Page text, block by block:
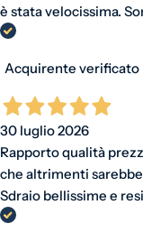
è stata velocissima.
Acquirente verificato
30 luglio 2026
Rapporto qualità
che altrimenti
Sdraio bellissime e